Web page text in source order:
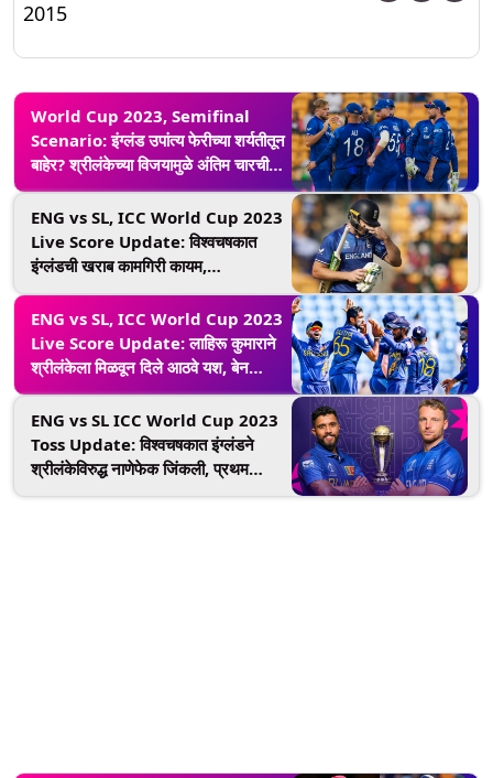
2015
World Cup 2023, Semifinal
Scenario: इंग्लंड उपांत्य फेरीच्या शर्यतीतून
बाहेर? श्रीलंकेच्या विजयामुळे अंतिम चारची
लढत अजून झाली रंजक
ENG vs SL, ICC World Cup 2023
Live Score Update: विश्वचषकात
इंग्लंडची खराब कामगिरी कायम,
श्रीलंकेविरुद्ध संपूर्ण संघ 156 धावांत झाला
गारद
ENG vs SL, ICC World Cup 2023
Live Score Update: लाहिरू कुमाराने
श्रीलंकेला मिळवून दिले आठवे यश, बेन
स्टोक्सला केले बाद
ENG vs SL ICC World Cup 2023
Toss Update: विश्वचषकात इंग्लंडने
श्रीलंकेविरुद्ध नाणेफेक जिंकली, प्रथम